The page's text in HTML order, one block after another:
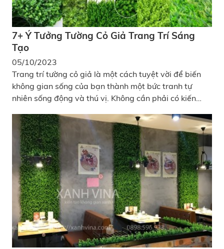
7+ Ý Tưởng Tường Cỏ Giả Trang Trí Sáng
Tạo
05/10/2023
Trang trí tường cỏ giả là một cách tuyệt vời để biến
không gian sống của bạn thành một bức tranh tự
nhiên sống động và thú vị. Không cần phải có kiến
tạo nên vẻ đẹp tự nhiên và tươi mới cho không gian
của mình. Hãy để trí tưởng tượng bay cao và thể hiện
phong cách riêng của bạn thông qua trang trí tường
cỏ giả nhé.